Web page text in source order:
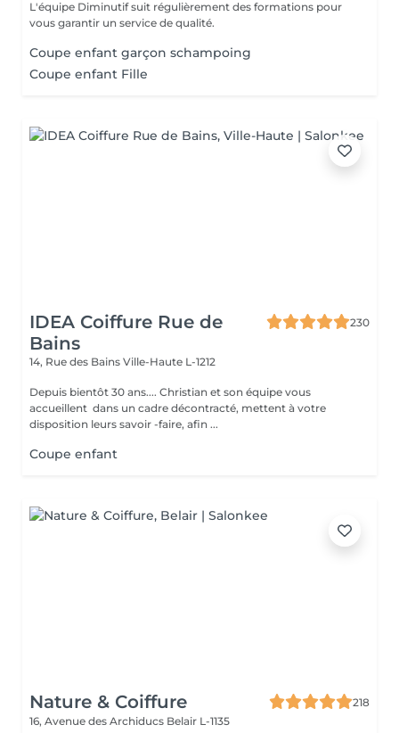
L'équipe Diminutif suit régulièrement des formations pour
vous garantir un service de qualité.
Coupe enfant garçon schampoing
Coupe enfant Fille
IDEA Coiffure Rue de
Bains
230
14, Rue des Bains Ville-Haute L-1212
Depuis bientôt 30 ans.... Christian et son équipe vous
accueillent dans un cadre décontracté, mettent à votre
disposition leurs savoir -faire, afin ...
Coupe enfant
Nature & Coiffure
218
16, Avenue des Archiducs Belair L-1135